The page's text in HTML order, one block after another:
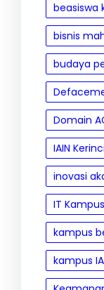
beasiswa
bisnis
budaya
Domain
IAIN Kerinci
inovasi
IT Kampus
kampus
kampus